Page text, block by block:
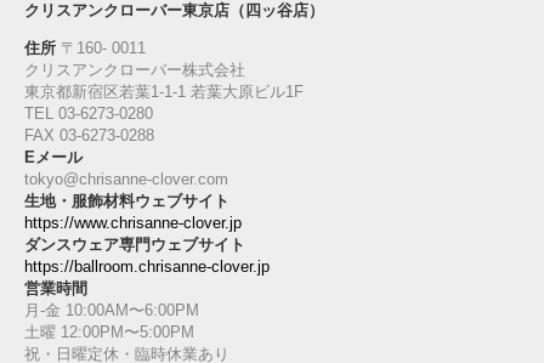
クリスアンクローバー東京店（四ッ谷店）
住所 〒160‐ 0011
クリスアンクローバー株式会社
東京都新宿区若葉1‐1-1 若葉大原ビル1F
TEL 03-6273-0280
FAX 03-6273-0288
Eメール
tokyo@chrisanne-clover.com
生地・服飾材料ウェブサイト
https://www.chrisanne-clover.jp
ダンスウェア専門ウェブサイト
https://ballroom.chrisanne-clover.jp
営業時間
月-金 10:00AM〜6:00PM
土曜 12:00PM〜5:00PM
祝・日曜定休・臨時休業あり